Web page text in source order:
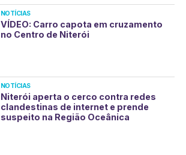
NOTÍCIAS
VÍDEO: Carro capota em cruzamento
no Centro de Niterói
NOTÍCIAS
Niterói aperta o cerco contra redes
clandestinas de internet e prende
suspeito na Região Oceânica